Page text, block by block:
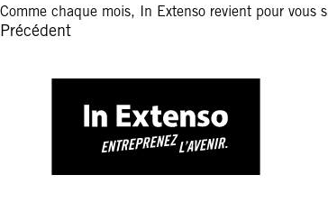
Comme chaque mois, In Extenso revient pour
Précédent